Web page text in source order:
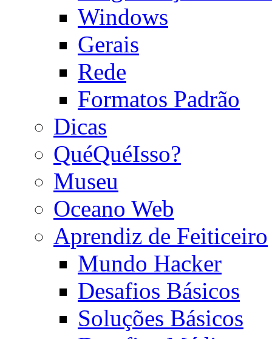
Windows
Gerais
Rede
Formatos Padrão
Dicas
QuéQuéIsso?
Museu
Oceano Web
Aprendiz de Feiticeiro
Mundo Hacker
Desafios Básicos
Soluções Básicos